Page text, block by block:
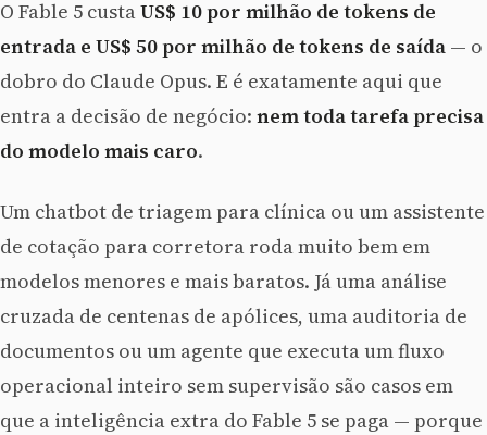
O Fable 5 custaUS$ 10 por milhão de tokens de
entrada e US$ 50 por milhão de tokens de saída — o
dobro do Claude Opus. E é exatamente aqui que
entra a decisão de negócio: nem toda tarefa precisa
do modelo mais caro.
Um chatbot de triagem para clínica ou um assistente
de cotação para corretora roda muito bem em
modelos menores e mais baratos. Já uma análise
cruzada de centenas de apólices, uma auditoria de
documentos ou um agente que executa um fluxo
operacional inteiro sem supervisão são casos em
que a inteligência extra do Fable 5 se paga — porque